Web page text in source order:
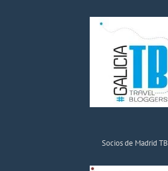
Socios de Madrid TB